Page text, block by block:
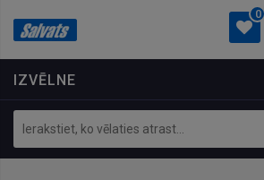
IZVĒLNE
0
PROFILS
Ielogoties
Izveidot kontu